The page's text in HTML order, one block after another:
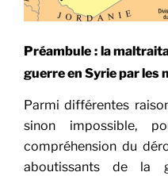
Préambule : la
guerre en Syrie par les
Parmi différentes
sinon impossible,
compréhension du
aboutissants de la